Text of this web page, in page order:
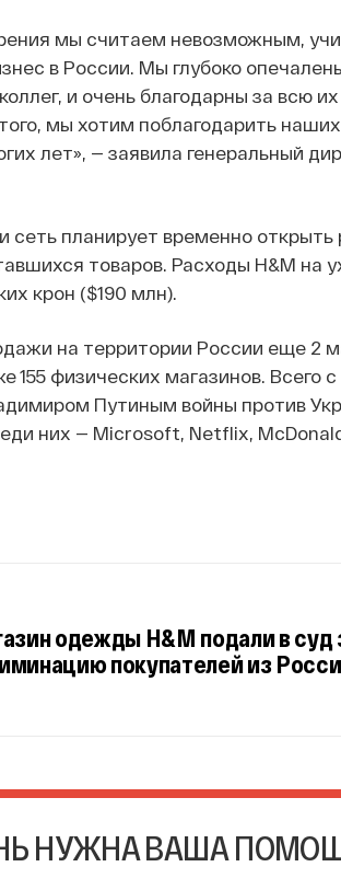
мы считаем невозможным,
в России. Мы глубоко
и очень благодарны за всю
мы хотим поблагодарить
лет», — заявила генеральный
сеть планирует временно открыть
товаров. Расходы H&M на
крон ($190 млн).
на территории России еще 2
155 физических магазинов. Всего
Путиным войны против
них — Microsoft, Netflix,
одежды H&M подали в суд
покупателей из
НУЖНА ВАША